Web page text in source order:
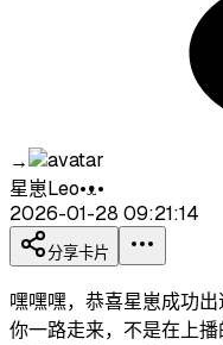
→
星崽Leo•ᴥ•
2026-01-28 09:21:14
分享卡片
嘿嘿嘿，恭喜星崽成功
你一路走来，不是在上